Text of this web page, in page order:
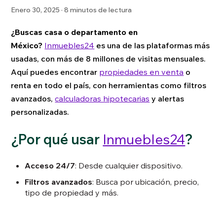
Enero 30, 2025 · 8 minutos de lectura
¿Buscas casa o departamento en
México? Inmuebles24 es una de las plataformas más
usadas, con más de 8 millones de visitas mensuales.
Aquí puedes encontrar propiedades en venta o
renta en todo el país, con herramientas como filtros
avanzados, calculadoras hipotecarias y alertas
personalizadas.
¿Por qué usar Inmuebles24?
Acceso 24/7: Desde cualquier dispositivo.
Filtros avanzados: Busca por ubicación, precio,
tipo de propiedad y más.